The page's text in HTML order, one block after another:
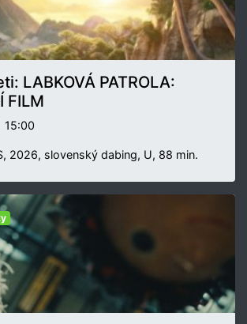
LABKOVÁ PATROLA:
FILM
15:00
2026, slovenský dabing, U, 88 min.